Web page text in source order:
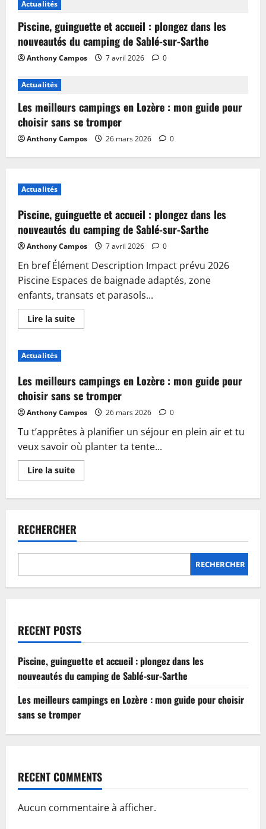
Actualités
Piscine, guinguette et accueil : plongez dans les
nouveautés du camping de Sablé-sur-Sarthe
Anthony Campos 7 avril 2026 0
Actualités
Les meilleurs campings en Lozère : mon guide pour
choisir sans se tromper
Anthony Campos 26 mars 2026 0
Actualités
Piscine, guinguette et accueil : plongez dans les
nouveautés du camping de Sablé-sur-Sarthe
Anthony Campos 7 avril 2026 0
En bref Élément Description Impact prévu 2026
Piscine Espaces de baignade adaptés, zone
enfants, transats et parasols...
Lire la suiteEn
savoir
accueil
:
plongez
dans
les
nouveautés
du
camping
de
Sablé-
sur-
Sarthe
Actualités
Les meilleurs campings en Lozère : mon guide pour
choisir sans se tromper
Anthony Campos 26 mars 2026 0
Tu t’apprêtes à planifier un séjour en plein air et tu
veux savoir où planter ta tente...
Lire la suiteEn
savoir
en
Lozère
:
mon
choisir
sans
RECHERCHER
RECHERCHER
RECENT POSTS
Piscine, guinguette et accueil : plongez dans les
nouveautés du camping de Sablé-sur-Sarthe
Les meilleurs campings en Lozère : mon guide pour choisir
sans se tromper
RECENT COMMENTS
Aucun commentaire à afficher.